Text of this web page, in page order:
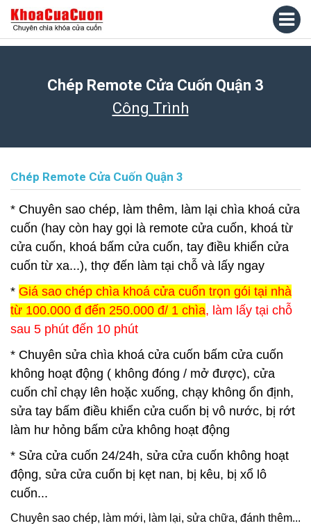
Chép Remote Cửa Cuốn Quận 3
Công Trình
Chép Remote Cửa Cuốn Quận 3
* Chuyên sao chép, làm thêm, làm lại chìa khoá cửa
cuốn (hay còn hay gọi là remote cửa cuốn, khoá từ
cửa cuốn, khoá bấm cửa cuốn, tay điều khiển cửa
cuốn từ xa...), thợ đến làm tại chỗ và lấy ngay
* Giá sao chép chìa khoá cửa cuốn trọn gói tại nhà
từ 100.000 đ đến 250.000 đ/ 1 chìa, làm lấy tại chỗ
sau 5 phút đến 10 phút
* Chuyên sửa chìa khoá cửa cuốn bấm cửa cuốn
không hoạt động ( không đóng / mở được), cửa
cuốn chỉ chạy lên hoặc xuống, chạy không ổn định,
sửa tay bấm điều khiển cửa cuốn bị vô nước, bị rớt
làm hư hỏng bấm cửa không hoạt động
* Sửa cửa cuốn 24/24h, sửa cửa cuốn không hoạt
động, sửa cửa cuốn bị kẹt nan, bị kêu, bị xổ lô
cuốn...
Chuyên sao chép, làm mới, làm lại, sửa chữa, đánh thêm...